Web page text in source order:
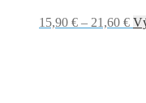
15,90 € – 21,60 €